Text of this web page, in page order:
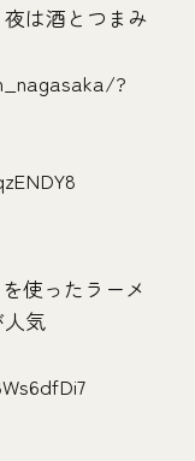
は酒とつまみ
?
使ったラーメ
気